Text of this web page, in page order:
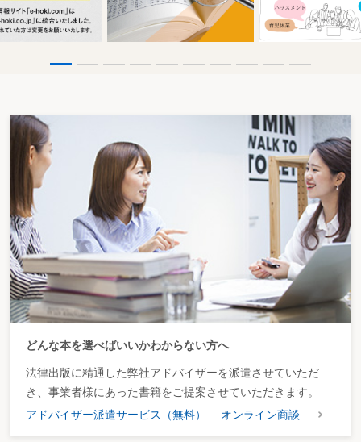
どんな本を選べばいいかわからない方へ
法律出版に精通した弊社アドバイザーを派遣させていただ
き、事業者様にあった書籍をご提案させていただきます。
アドバイザー派遣サービス（無料）
オンライン商談